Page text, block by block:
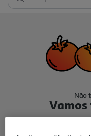
Não
Vamos